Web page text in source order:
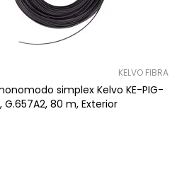
KELVO FIBRA
simplex Kelvo KE-PIG-
80 m, Exterior